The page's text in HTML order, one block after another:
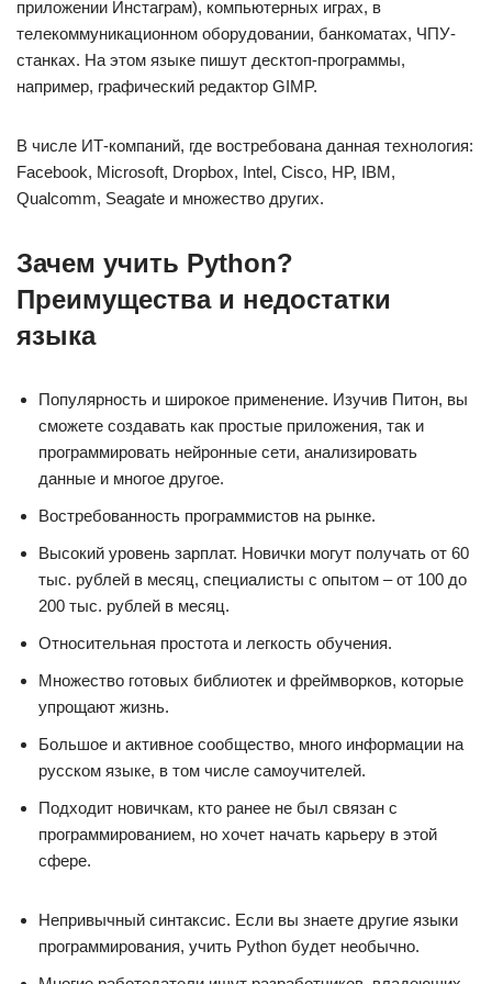
приложении Инстаграм), компьютерных играх, в
телекоммуникационном оборудовании, банкоматах, ЧПУ-
станках. На этом языке пишут десктоп-программы,
например, графический редактор GIMP.
В числе ИТ-компаний, где востребована данная технология:
Facebook, Microsoft, Dropbox, Intel, Cisco, HP, IBM,
Qualcomm, Seagate и множество других.
Зачем учить Python?
Преимущества и недостатки
языка
Популярность и широкое применение. Изучив Питон, вы
сможете создавать как простые приложения, так и
программировать нейронные сети, анализировать
данные и многое другое.
Востребованность программистов на рынке.
Высокий уровень зарплат. Новички могут получать от 60
тыс. рублей в месяц, специалисты с опытом – от 100 до
200 тыс. рублей в месяц.
Относительная простота и легкость обучения.
Множество готовых библиотек и фреймворков, которые
упрощают жизнь.
Большое и активное сообщество, много информации на
русском языке, в том числе самоучителей.
Подходит новичкам, кто ранее не был связан с
программированием, но хочет начать карьеру в этой
сфере.
Непривычный синтаксис. Если вы знаете другие языки
программирования, учить Python будет необычно.